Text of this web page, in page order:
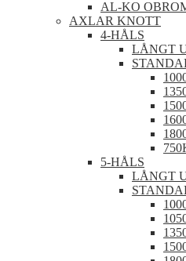
AL-KO
AXLAR KNOTT
4-HÅLS
LÅNGT
5-HÅLS
LÅNGT